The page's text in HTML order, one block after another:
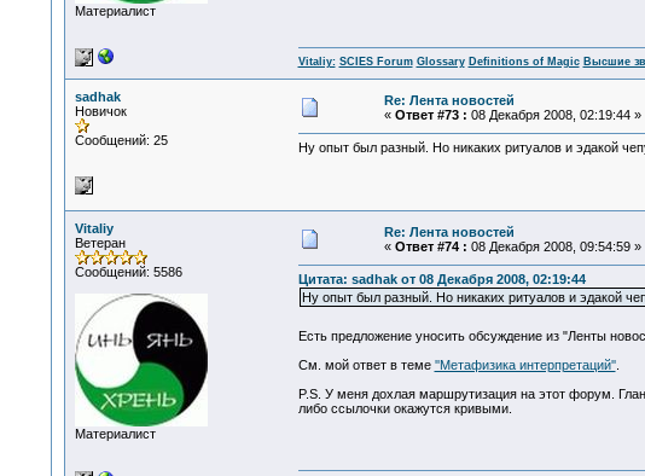
Материалист
Vitaliy: SCIES Forum Glossary Definitions of Magic Высшие
sadhak
Новичок
Сообщений: 25
Re: Лента новостей
« Ответ #73 : 08 Декабря 2008, 02:19:44 »
Ну опыт был разный. Но никаких ритуалов и эдакой
Vitaliy
Ветеран
Сообщений: 5586
Материалист
Re: Лента новостей
« Ответ #74 : 08 Декабря 2008, 09:54:59 »
Цитата: sadhak от 08 Декабря 2008, 02:19:44
Ну опыт был разный. Но никаких ритуалов и эдакой
Есть предложение уносить обсуждение из "Ленты
См. мой ответ в теме ''Метафизика интерпретаций''.
P.S. У меня дохлая маршрутизация на этот форум.
либо ссылочки окажутся кривыми.